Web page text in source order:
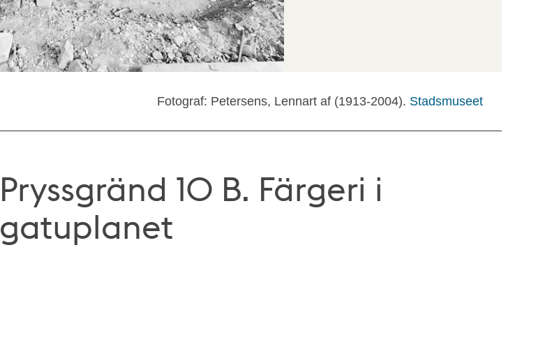
Fotograf: Petersens, Lennart af (1913-2004). Stadsmuseet
Pryssgränd 10 B. Färgeri i
gatuplanet